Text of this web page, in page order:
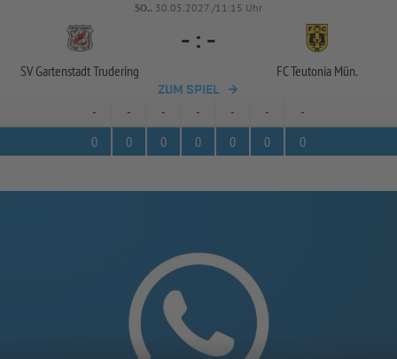
SO.. 30.05.2027 /11:15 Uhr
SV Gartenstadt Trudering
- : -
FC Teutonia Mün.
ZUM SPIEL
- - - - - -
-
0
0 0 0 0 0 0